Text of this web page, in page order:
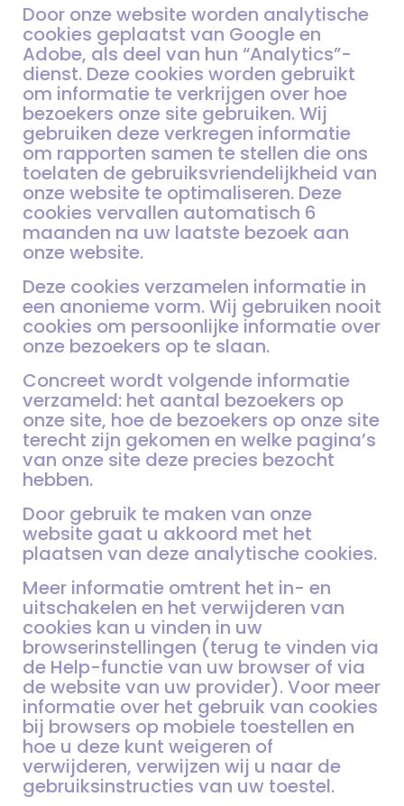
Door onze website worden analytische
cookies geplaatst van Google en
Adobe, als deel van hun “Analytics”-
dienst. Deze cookies worden gebruikt
om informatie te verkrijgen over hoe
bezoekers onze site gebruiken. Wij
gebruiken deze verkregen informatie
om rapporten samen te stellen die ons
toelaten de gebruiksvriendelijkheid van
onze website te optimaliseren. Deze
cookies vervallen automatisch 6
maanden na uw laatste bezoek aan
onze website.
Deze cookies verzamelen informatie in
een anonieme vorm. Wij gebruiken nooit
cookies om persoonlijke informatie over
onze bezoekers op te slaan.
Concreet wordt volgende informatie
verzameld: het aantal bezoekers op
onze site, hoe de bezoekers op onze site
terecht zijn gekomen en welke pagina’s
van onze site deze precies bezocht
hebben.
Door gebruik te maken van onze
website gaat u akkoord met het
plaatsen van deze analytische cookies.
Meer informatie omtrent het in- en
uitschakelen en het verwijderen van
cookies kan u vinden in uw
browserinstellingen (terug te vinden via
de Help-functie van uw browser of via
de website van uw provider). Voor meer
informatie over het gebruik van cookies
bij browsers op mobiele toestellen en
hoe u deze kunt weigeren of
verwijderen, verwijzen wij u naar de
gebruiksinstructies van uw toestel.